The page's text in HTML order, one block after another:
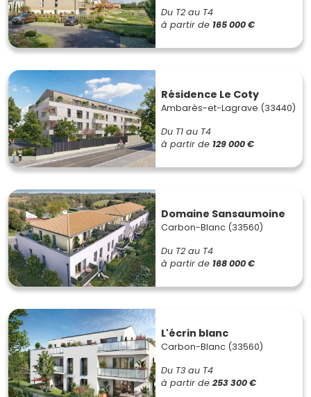
Du T2 au T4
à partir de 165 000 €
Résidence Le Coty
Ambarès-et-Lagrave (33440)
Du T1 au T4
à partir de 129 000 €
Domaine Sansaumoine
Carbon-Blanc (33560)
Du T2 au T4
à partir de 168 000 €
L'écrin blanc
Carbon-Blanc (33560)
Du T3 au T4
à partir de 253 300 €